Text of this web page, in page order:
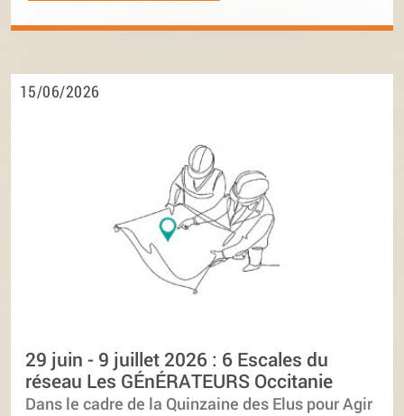
15/06/2026
29 juin - 9 juillet 2026 : 6 Escales du
réseau Les GÉnÉRATEURS Occitanie
Dans le cadre de la Quinzaine des Elus pour Agir